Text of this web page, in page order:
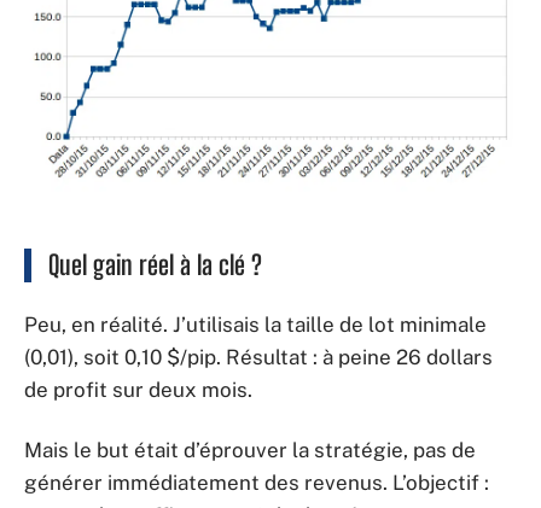
Quel gain réel à la clé ?
Peu, en réalité. J’utilisais la taille de lot minimale
(0,01), soit 0,10 $/pip. Résultat : à peine 26 dollars
de profit sur deux mois.
Mais le but était d’éprouver la stratégie, pas de
générer immédiatement des revenus. L’objectif :